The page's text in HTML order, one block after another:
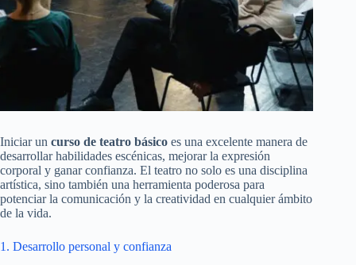
Iniciar un curso de teatro básico es una excelente manera de
desarrollar habilidades escénicas, mejorar la expresión
corporal y ganar confianza. El teatro no solo es una disciplina
artística, sino también una herramienta poderosa para
potenciar la comunicación y la creatividad en cualquier ámbito
de la vida.
1. Desarrollo personal y confianza